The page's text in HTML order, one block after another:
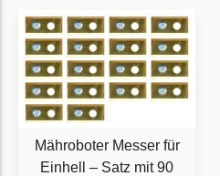
Lizard
Lizard Messer
Begrenzungsdraht
LUX-Tools
Begrenzungsdraht
Mähroboter Messer für
Einhell – Satz mit 90